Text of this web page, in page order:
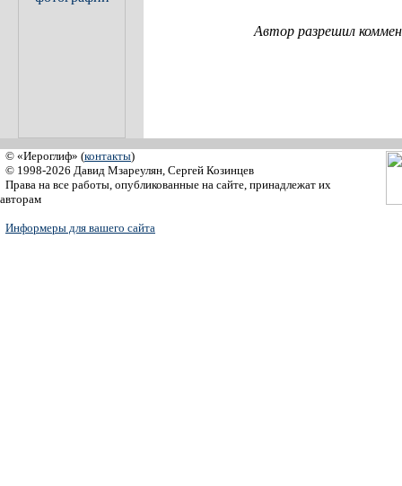
Автор разрешил
© «Иероглиф» (контакты)
© 1998-2026 Давид Мзареулян, Сергей Козинцев
Права на все работы, опубликованные на сайте, принадлежат их
авторам
Информеры для вашего сайта